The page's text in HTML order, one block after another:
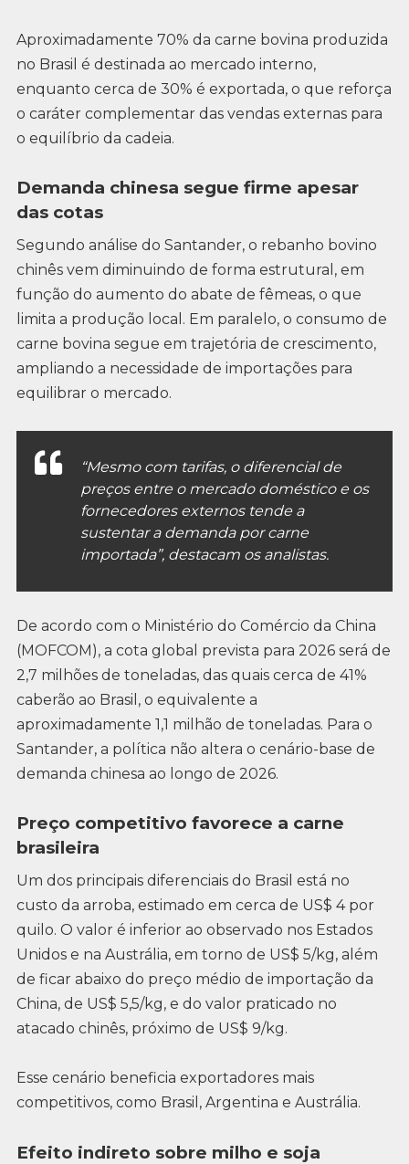
Aproximadamente 70% da carne bovina produzida
no Brasil é destinada ao mercado interno,
enquanto cerca de 30% é exportada, o que reforça
o caráter complementar das vendas externas para
o equilíbrio da cadeia.
Demanda chinesa segue firme apesar
das cotas
Segundo análise do Santander, o rebanho bovino
chinês vem diminuindo de forma estrutural, em
função do aumento do abate de fêmeas, o que
limita a produção local. Em paralelo, o consumo de
carne bovina segue em trajetória de crescimento,
ampliando a necessidade de importações para
equilibrar o mercado.
“Mesmo com tarifas, o diferencial de
preços entre o mercado doméstico e os
fornecedores externos tende a
sustentar a demanda por carne
importada”, destacam os analistas.
De acordo com o Ministério do Comércio da China
(MOFCOM), a cota global prevista para 2026 será de
2,7 milhões de toneladas, das quais cerca de 41%
caberão ao Brasil, o equivalente a
aproximadamente 1,1 milhão de toneladas. Para o
Santander, a política não altera o cenário-base de
demanda chinesa ao longo de 2026.
Preço competitivo favorece a carne
brasileira
Um dos principais diferenciais do Brasil está no
custo da arroba, estimado em cerca de US$ 4 por
quilo. O valor é inferior ao observado nos Estados
Unidos e na Austrália, em torno de US$ 5/kg, além
de ficar abaixo do preço médio de importação da
China, de US$ 5,5/kg, e do valor praticado no
atacado chinês, próximo de US$ 9/kg.
Esse cenário beneficia exportadores mais
competitivos, como Brasil, Argentina e Austrália.
Efeito indireto sobre milho e soja